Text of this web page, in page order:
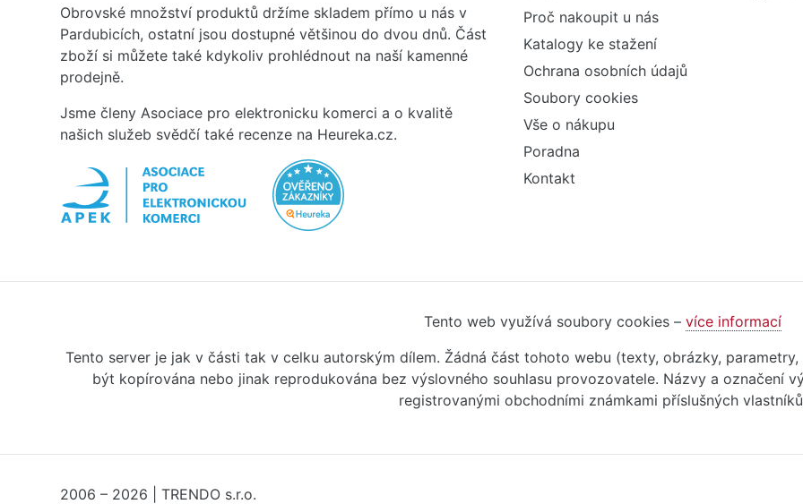
Obrovské množství produktů držíme skladem přímo u nás v
Pardubicích, ostatní jsou dostupné většinou do dvou dnů. Část
zboží si můžete také kdykoliv prohlédnout na naší kamenné
prodejně.
Jsme členy Asociace pro elektronicku komerci a o kvalitě
našich služeb svědčí také recenze na Heureka.cz.
Proč nakoupit u nás
Katalogy ke stažení
Ochrana osobních údajů
Soubory cookies
Vše o nákupu
Poradna
Kontakt
Tento web využívá soubory cookies – více informací
Tento server je jak v části tak v celku autorským dílem. Žádná část tohoto webu (texty, obrázky,
být kopírována nebo jinak reprodukována bez výslovného souhlasu provozovatele. Názvy a označení
registrovanými obchodními známkami příslušných
2006 – 2026 | TRENDO s.r.o.